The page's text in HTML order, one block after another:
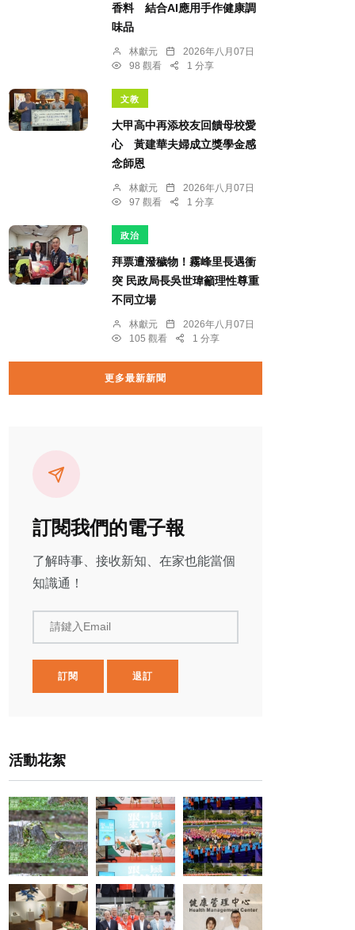
香料 結合AI應用手作健康調
味品
林獻元
2026年八月07日
98 觀看
1 分享
文教
大甲高中再添校友回饋母校愛
心 黃建華夫婦成立獎學金感
念師恩
林獻元
2026年八月07日
97 觀看
1 分享
政治
拜票遭潑穢物！霧峰里長遇衝
突 民政局長吳世瑋籲理性尊重
不同立場
林獻元
2026年八月07日
105 觀看
1 分享
更多最新新聞
訂閱我們的電子報
了解時事、接收新知、在家也能當個
知識通！
請鍵入Email
訂閱 退訂
活動花絮